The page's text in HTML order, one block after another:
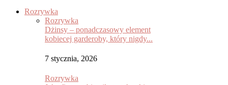
Rozrywka
Rozrywka
Dżinsy – ponadczasowy element
kobiecej garderoby, który nigdy...
7 stycznia, 2026
Rozrywka